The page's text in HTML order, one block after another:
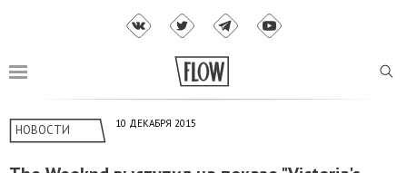
НОВОСТИ 10 ДЕКАБРЯ 2015